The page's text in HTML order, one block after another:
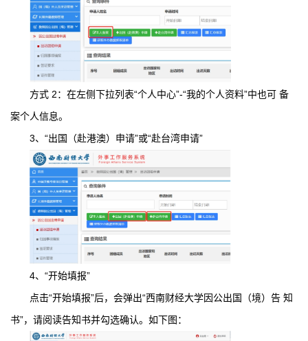
方式 2：在左侧下拉列表“个人中心”-“我的个人资料”中也可 备
案个人信息。
3、“出国（赴港澳）申请”或“赴台湾申请”
4、“开始填报”
点击“开始填报”后，会弹出“西南财经大学因公出国（境）告 知
书”，请阅读告知书并勾选确认。如下图：